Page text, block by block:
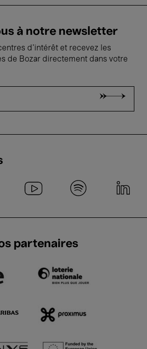
à notre newsletter
d'intérêt et recevez les
de Bozar directement dans votre
partenaires